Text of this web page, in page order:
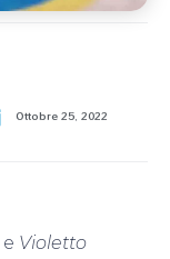
Ottobre 25, 2022
e Violetto